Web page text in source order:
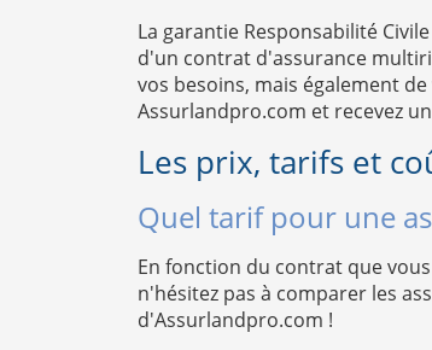
La garantie Responsabilité
d'un contrat d'assurance
vos besoins, mais également
Assurlandpro.com et recevez un
Les prix, tarifs et
Quel tarif pour une
En fonction du contrat que
n'hésitez pas à comparer les
d'Assurlandpro.com !